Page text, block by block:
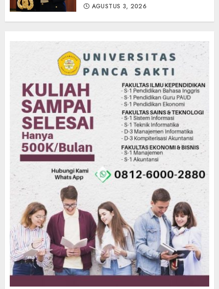
AGUSTUS 3, 2026